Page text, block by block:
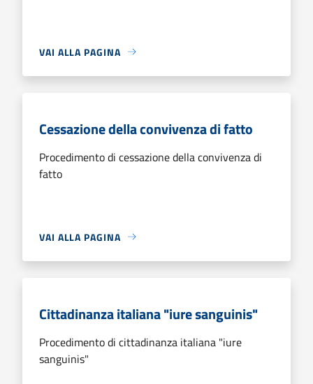
VAI ALLA PAGINA
Cessazione della convivenza di fatto
Procedimento di cessazione della convivenza di
fatto
VAI ALLA PAGINA
Cittadinanza italiana "iure sanguinis"
Procedimento di cittadinanza italiana "iure
sanguinis"